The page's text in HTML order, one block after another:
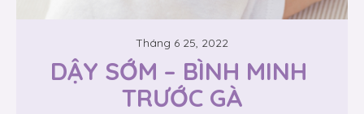
Tháng 6 25, 2022
DẬY SỚM – BÌNH MINH
TRƯỚC GÀ